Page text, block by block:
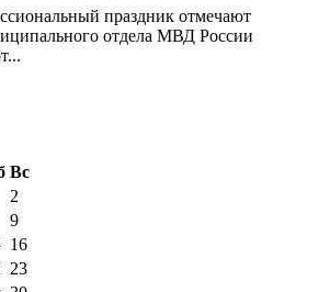
праздник отмечают
отдела МВД России
Вс
2
9
16
23